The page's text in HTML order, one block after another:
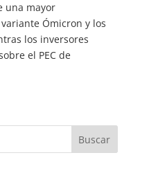
una mayor
Ómicron y los
los inversores
el PEC de